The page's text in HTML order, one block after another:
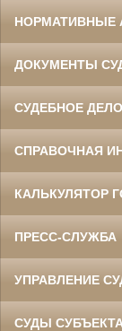
НОРМАТИВНЫЕ
ДОКУМЕНТЫ
СУДЕБНОЕ
СПРАВОЧНАЯ
КАЛЬКУЛЯТОР
ПРЕСС-СЛУЖБА
УПРАВЛЕНИЕ
СУДЫ